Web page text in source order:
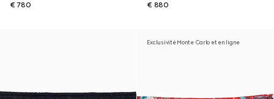
€ 780
€ 880
Exclusivité Monte Carlo et en ligne